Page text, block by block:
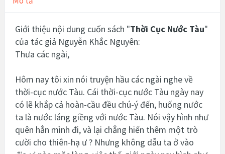
Giới thiệu nội dung cuốn sách "Thời Cục Nước Tàu"
của tác giả Nguyễn Khắc Nguyên:
Thưa các ngài,
Hôm nay tôi xin nói truyện hầu các ngài nghe về
thời-cục nước Tàu. Cái thời-cục nước Tàu ngày nay
có lẽ khắp cả hoàn-cầu đều chú-ý đến, huống nước
ta là nước láng giềng với nước Tàu. Nói vậy hình như
quên hẳn mình đi, và lại chẳng hiến thêm một trò
cười cho thiên-hạ ư ? Nhưng không dẫu ta ở vào